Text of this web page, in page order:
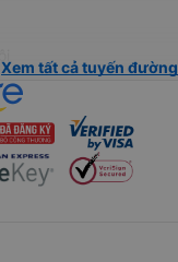
Xem tất cả tuyến đường